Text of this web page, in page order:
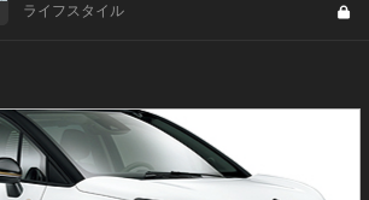
ライフスタイル